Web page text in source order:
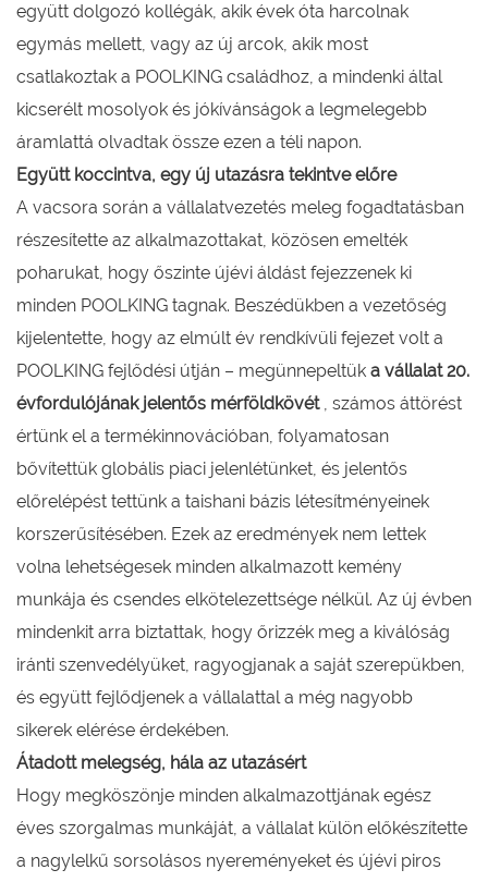
együtt dolgozó kollégák, akik évek óta harcolnak
egymás mellett, vagy az új arcok, akik most
csatlakoztak a POOLKING családhoz, a mindenki által
kicserélt mosolyok és jókívánságok a legmelegebb
áramlattá olvadtak össze ezen a téli napon.
Együtt koccintva, egy új utazásra tekintve előre
A vacsora során a vállalatvezetés meleg fogadtatásban
részesítette az alkalmazottakat, közösen emelték
poharukat, hogy őszinte újévi áldást fejezzenek ki
minden POOLKING tagnak. Beszédükben a vezetőség
kijelentette, hogy az elmúlt év rendkívüli fejezet volt a
POOLKING fejlődési útján – megünnepeltük a vállalat 20.
évfordulójának jelentős mérföldkövét, számos áttörést
értünk el a termékinnovációban, folyamatosan
bővítettük globális piaci jelenlétünket, és jelentős
előrelépést tettünk a taishani bázis létesítményeinek
korszerűsítésében. Ezek az eredmények nem lettek
volna lehetségesek minden alkalmazott kemény
munkája és csendes elkötelezettsége nélkül. Az új évben
mindenkit arra biztattak, hogy őrizzék meg a kiválóság
iránti szenvedélyüket, ragyogjanak a saját szerepükben,
és együtt fejlődjenek a vállalattal a még nagyobb
sikerek elérése érdekében.
Átadott melegség, hála az utazásért
Hogy megköszönje minden alkalmazottjának egész
éves szorgalmas munkáját, a vállalat külön előkészítette
a nagylelkű sorsolásos nyereményeket és újévi piros